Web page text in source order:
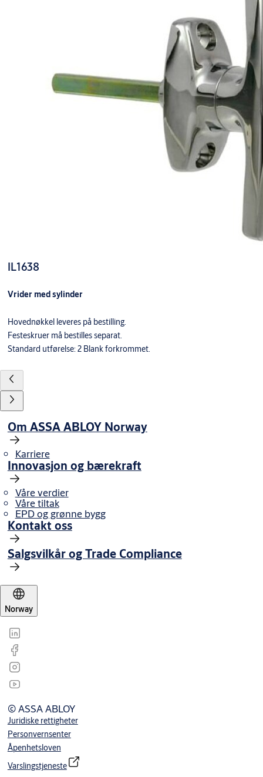
IL1638
Vrider med sylinder
Hovednøkkel leveres på bestilling.
Festeskruer må bestilles separat.
Standard utførelse: 2 Blank forkrommet.
Om ASSA ABLOY Norway
Karriere
Innovasjon og bærekraft
Våre verdier
Våre tiltak
EPD og grønne bygg
Kontakt oss
Salgsvilkår og Trade Compliance
Norway
© ASSA ABLOY
Juridiske rettigheter
Personvernsenter
Åpenhetsloven
Varslingstjeneste